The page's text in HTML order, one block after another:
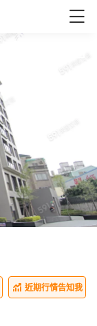
近期行情告知我